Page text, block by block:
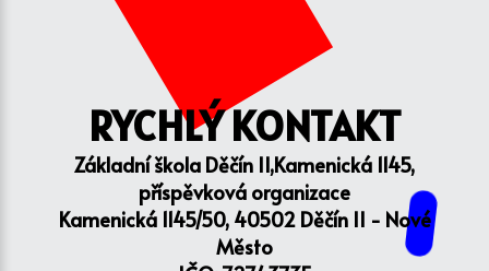
RYCHLÝ KONTAKT
Základní škola Děčín II,Kamenická 1145,
příspěvková organizace
Kamenická 1145/50, 40502 Děčín II - Nové
Město